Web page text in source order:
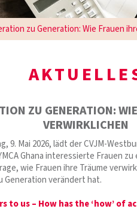
zu Generation: Wie Frauen
ZU GENERATION:
VERWIRKLICHEN
9. Mai 2026, lädt der CVJM-
Ghana interessierte Frauen zu
wie Frauen ihre Träume
Generation verändert hat.
to us – How has the ‘how’ of